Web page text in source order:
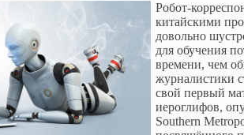
Робот-
китайскими
довольно
для обучения
времени, чем
журналистики
свой первый
иероглифов,
Southern